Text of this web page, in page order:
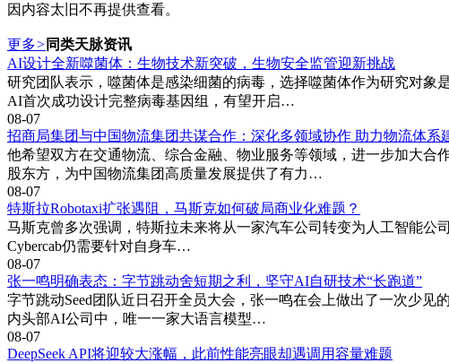
因内容太旧不再提供查看。
更多> 同类天脉资讯
AI设计全新噬菌体：生物技术新突破，生物安全监管迎新挑战
研究团队表示，噬菌体是感染细菌的病毒，选择噬菌体作为研究对
AI首次成功设计完整病毒基因组，有望开启…
08-07
招商局集团与中国物流集团共谋合作：深化多领域协作 助力物流体系
他希望双方在交通物流、综合金融、物业服务等领域，进一步加大
股东方，为中国物流集团高质量发展提供了有力…
08-07
特斯拉Robotaxi扩张遇阻，马斯克如何破局商业化难题？
马斯克曾多次强调，特斯拉未来将从一家汽车公司转变为人工智能公
Cybercab仍需要针对自身车…
08-07
张一鸣明确表态：字节跳动舍短期之利，坚守AI自研技术“长跑道”
字节跳动Seed团队近日召开全员大会，张一鸣在会上做出了一次少
内头部AI公司中，唯一一家大语言模型…
08-07
DeepSeek API将迎较大涨幅，此前性能亮眼却遇调用容量难题